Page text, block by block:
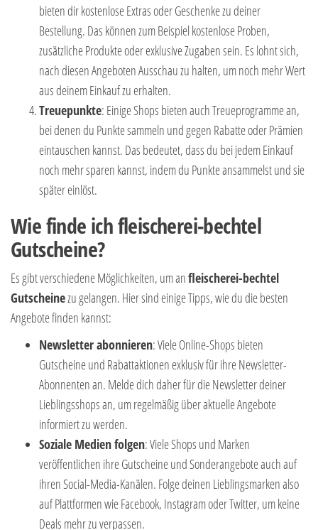
bieten dir kostenlose Extras oder Geschenke zu deiner
Bestellung. Das können zum Beispiel kostenlose Proben,
zusätzliche Produkte oder exklusive Zugaben sein. Es lohnt sich,
nach diesen Angeboten Ausschau zu halten, um noch mehr Wert
aus deinem Einkauf zu erhalten.
Treuepunkte: Einige Shops bieten auch Treueprogramme an,
bei denen du Punkte sammeln und gegen Rabatte oder Prämien
eintauschen kannst. Das bedeutet, dass du bei jedem Einkauf
noch mehr sparen kannst, indem du Punkte ansammelst und sie
später einlöst.
Wie finde ich fleischerei-bechtel
Gutscheine?
Es gibt verschiedene Möglichkeiten, um anfleischerei-bechtel
Gutscheinezu gelangen. Hier sind einige Tipps, wie du die besten
Angebote finden kannst:
Newsletter abonnieren: Viele Online-Shops bieten
Gutscheine und Rabattaktionen exklusiv für ihre Newsletter-
Abonnenten an. Melde dich daher für die Newsletter deiner
Lieblingsshops an, um regelmäßig über aktuelle Angebote
informiert zu werden.
Soziale Medien folgen: Viele Shops und Marken
veröffentlichen ihre Gutscheine und Sonderangebote auch auf
ihren Social-Media-Kanälen. Folge deinen Lieblingsmarken also
auf Plattformen wie Facebook, Instagram oder Twitter, um keine
Deals mehr zu verpassen.